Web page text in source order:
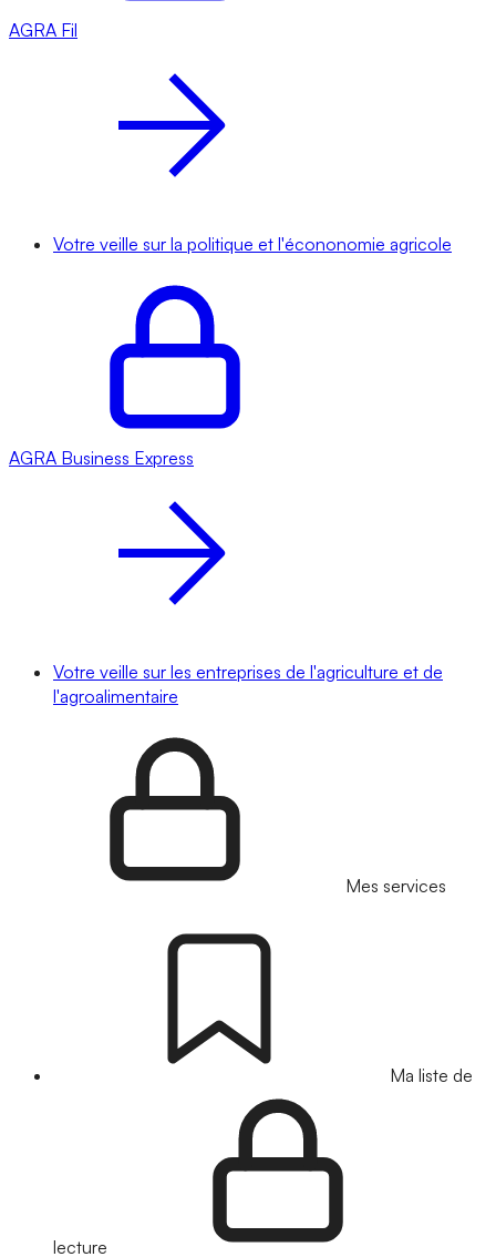
AGRA Fil
Votre veille sur la politique et l'écononomie agricole
AGRA Business Express
Votre veille sur les entreprises de l'agriculture et de
l'agroalimentaire
Mes services
Ma liste de
lecture